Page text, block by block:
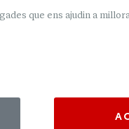
que ens ajudin a